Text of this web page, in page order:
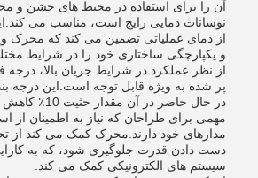
آن را برای استفاده در محیط های خشن و
نوسانات دمایی رایج است، مناسب می
از دمای عملیاتی تضمین می کند که محرک
و یکپارچگی ساختاری خود را در شرایط
از نظر عملکرد در شرایط جریان بالا، درجه
پر شده به ویژه قابل توجه است.این درجه
در حال حاضر در آن
مهمی برای طراحان که نیاز به اطمینان از
مدارهای خود دارند.محرک کمک می کند از
دست دادن قدرت جلوگیری شود، که به
سیستم های الکترونیکی کمک می کند.